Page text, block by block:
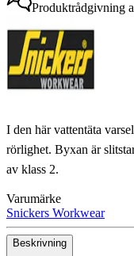
Produktrådgivning
I den här vattentäta
rörlighet. Byxan är
av klass 2.
Varumärke
Snickers Workwear
Beskrivning